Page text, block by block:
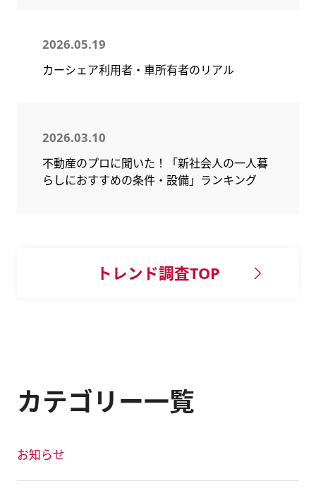
2026.05.19
カーシェア利用者・車所有者のリアル
2026.03.10
不動産のプロに聞いた！「新社会人の一人暮
らしにおすすめの条件・設備」ランキング
トレンド調査TOP
カテゴリー一覧
お知らせ